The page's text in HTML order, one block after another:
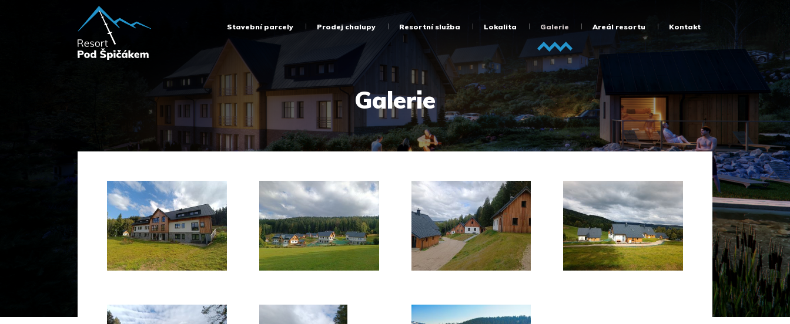
Stavební parcely Prodej chalupy Resortní služba Lokalita Galerie Areál resortu Kontakt
Galerie